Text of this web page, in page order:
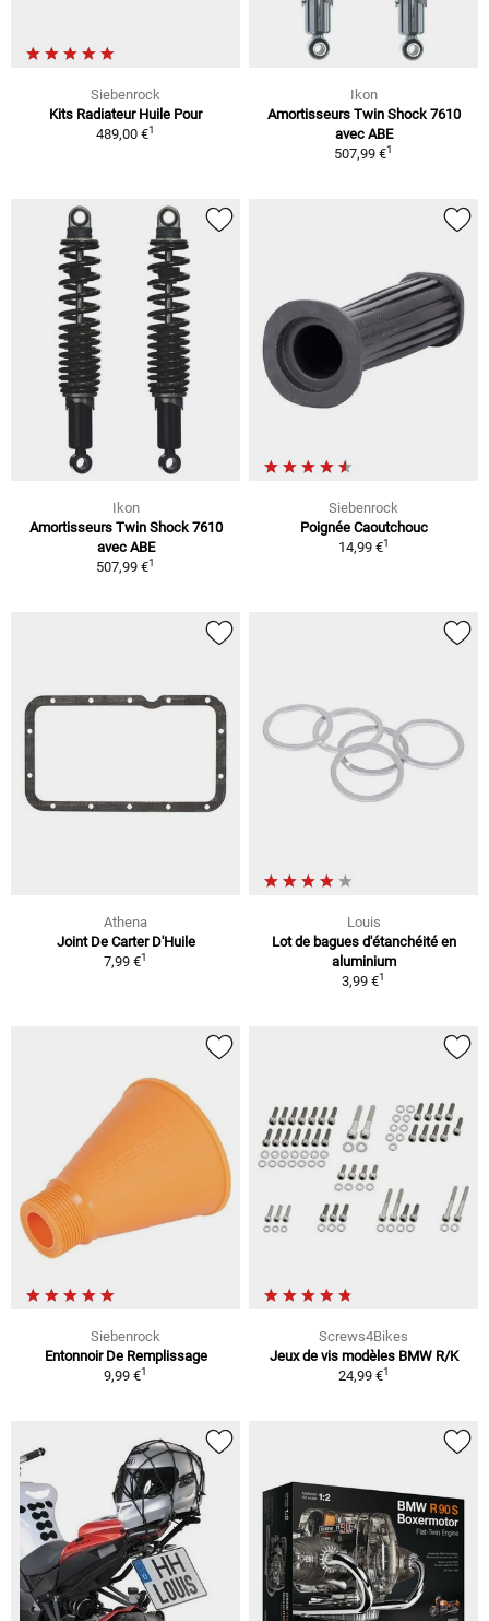
Siebenrock
Kits Radiateur Huile Pour
489,00 €1
Ikon
Amortisseurs Twin Shock 7610
avec ABE
507,99 €1
Ikon
Amortisseurs Twin Shock 7610
avec ABE
507,99 €1
Siebenrock
Poignée Caoutchouc
14,99 €1
Athena
Joint De Carter D'Huile
7,99 €1
Louis
Lot de bagues d'étanchéité en
aluminium
3,99 €1
Siebenrock
Entonnoir De Remplissage
9,99 €1
Screws4Bikes
Jeux de vis modèles BMW R/K
24,99 €1